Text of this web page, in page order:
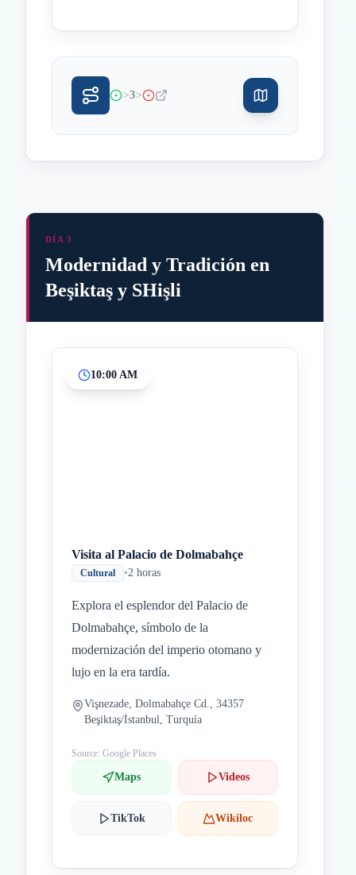
>3>
DÍA 3
Modernidad y Tradición en
Beşiktaş y SHişli
10:00 AM
Visita al Palacio de Dolmabahçe
Cultural •2 horas
Explora el esplendor del Palacio de
Dolmabahçe, símbolo de la
modernización del imperio otomano y
lujo en la era tardía.
Vişnezade, Dolmabahçe Cd., 34357
Beşiktaş/İstanbul, Turquía
Source: Google Places
Maps Videos
TikTok Wikiloc